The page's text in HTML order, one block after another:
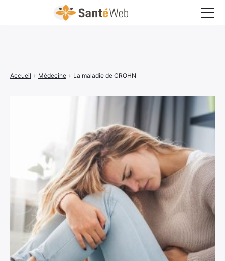
Accueil › Médecine › La maladie de CROHN
Chirurgie
Psychologie
Santé pratique
Sexualité